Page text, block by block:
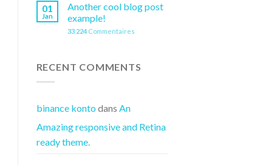
01
Jan
Another cool blog post
example!
33 224Commentaires
RECENT COMMENTS
binance konto dans An
Amazing responsive and Retina
ready theme.